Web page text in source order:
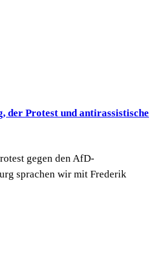
der Protest und antirassistische
gegen den AfD-
sprachen wir mit Frederik